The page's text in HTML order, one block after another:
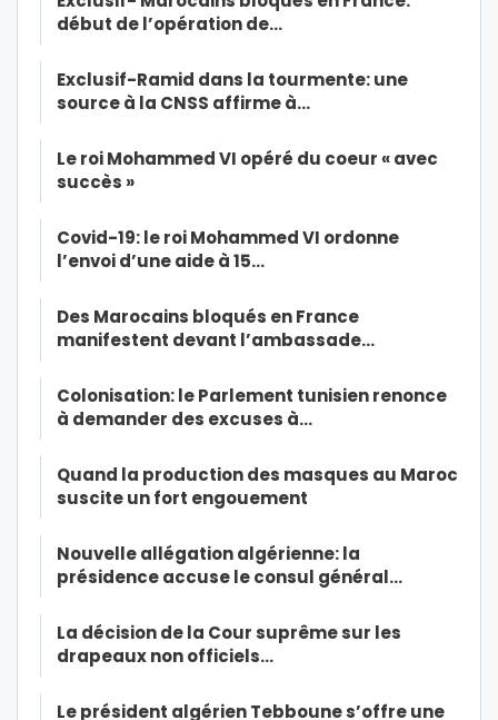
début de l’opération de…
Exclusif-Ramid dans la tourmente: une
source à la CNSS affirme à…
Le roi Mohammed VI opéré du coeur « avec
succès »
Covid-19: le roi Mohammed VI ordonne
l’envoi d’une aide à 15…
Des Marocains bloqués en France
manifestent devant l’ambassade…
Colonisation: le Parlement tunisien renonce
à demander des excuses à…
Quand la production des masques au Maroc
suscite un fort engouement
Nouvelle allégation algérienne: la
présidence accuse le consul général…
La décision de la Cour suprême sur les
drapeaux non officiels…
Le président algérien Tebboune s’offre une